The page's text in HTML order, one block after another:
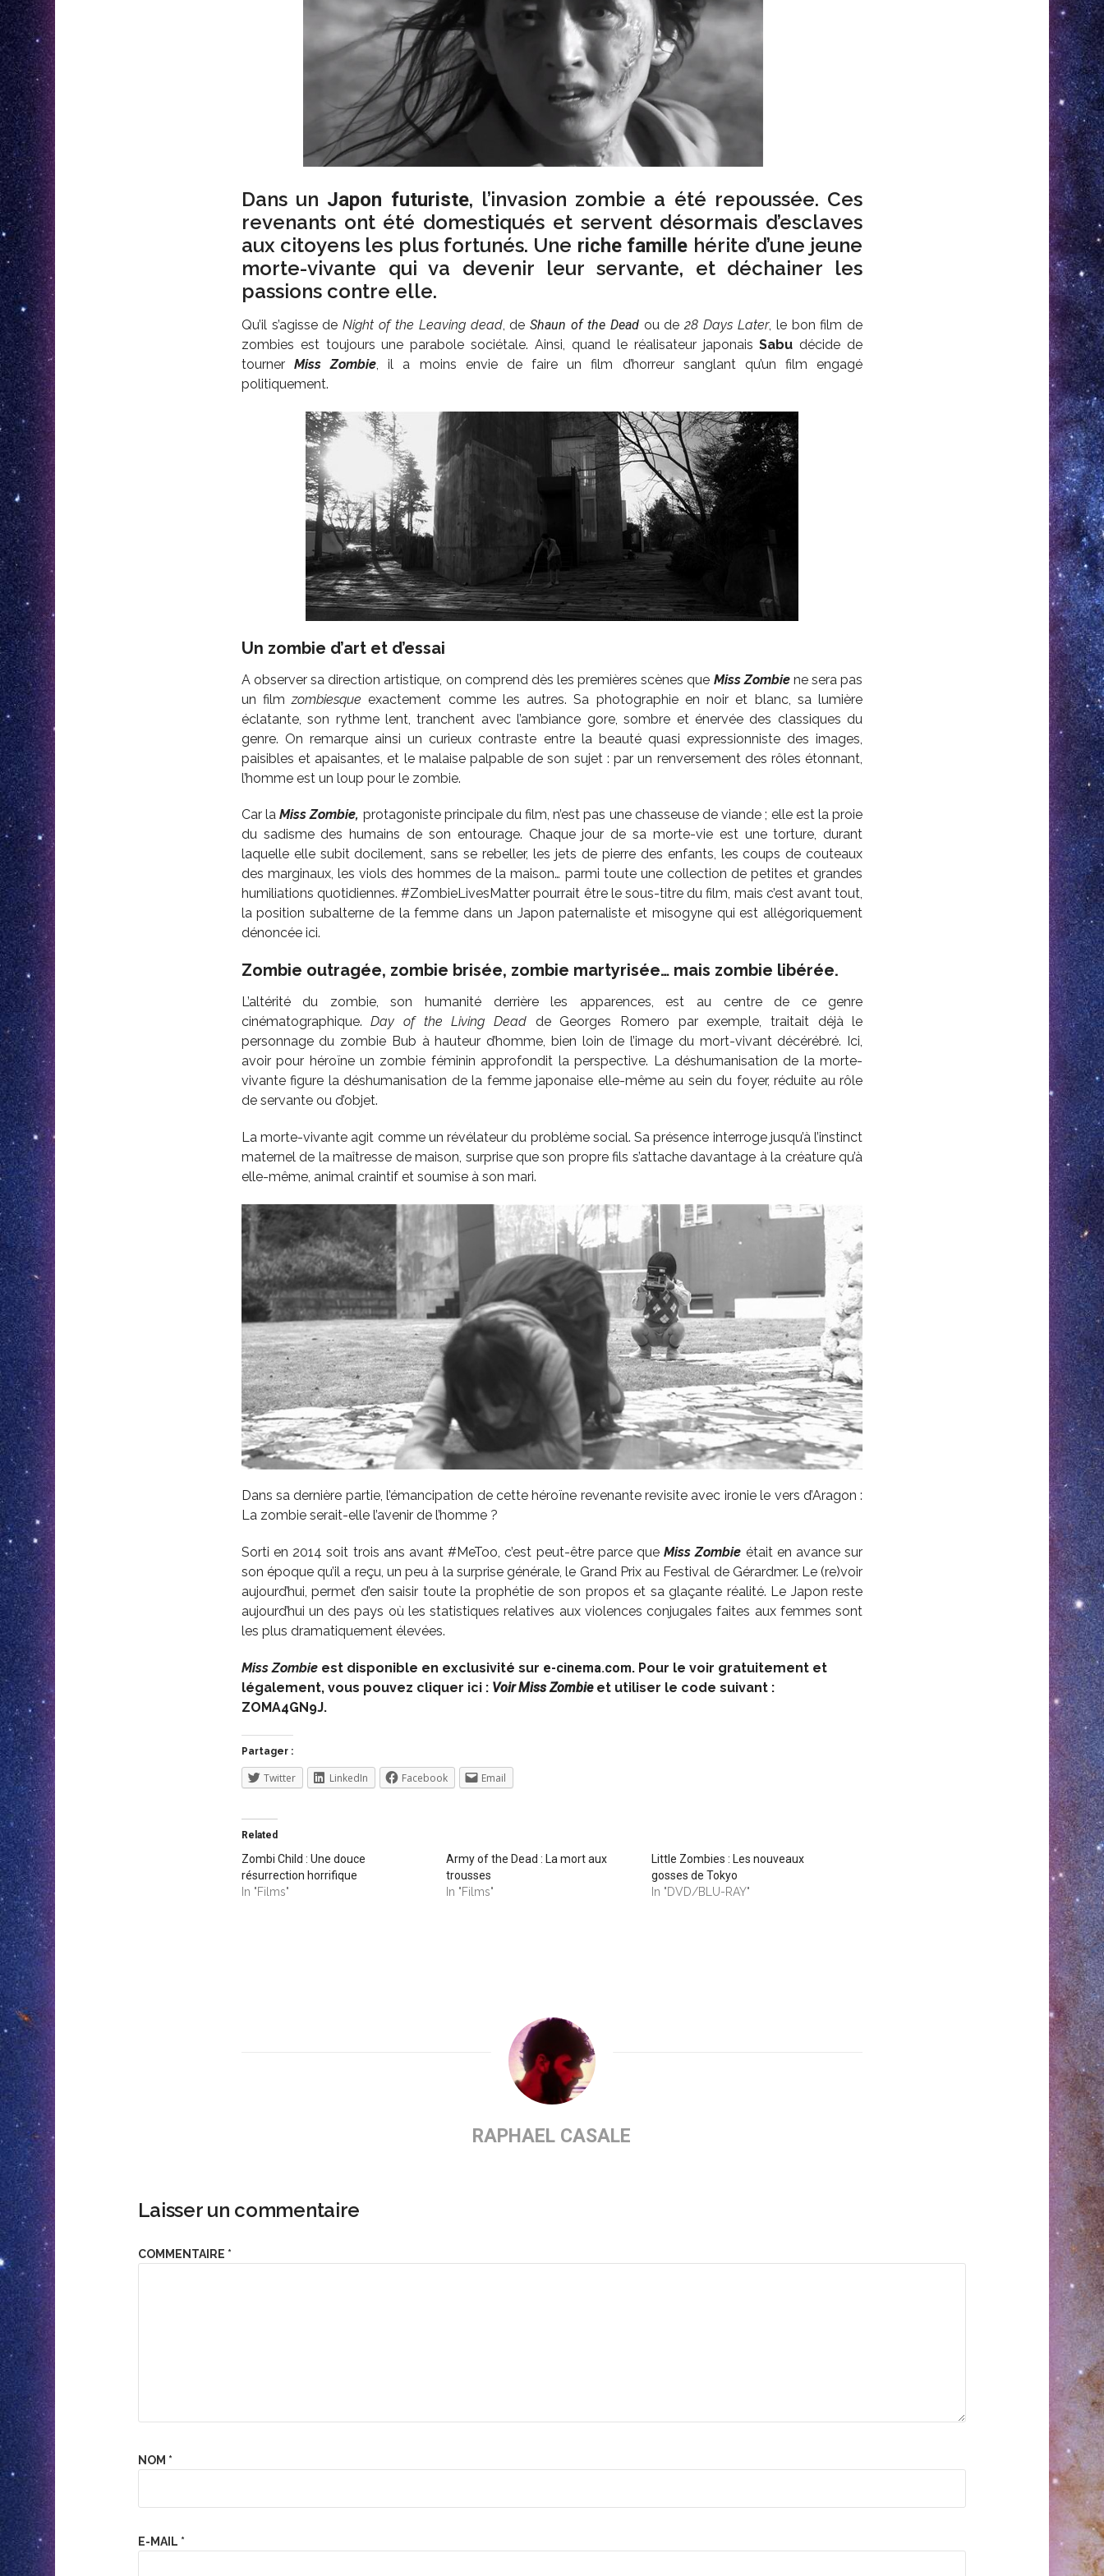
Dans un Japon futuriste, l’invasion zombie a été repoussée. Ces
revenants ont été domestiqués et servent désormais d’esclaves
aux citoyens les plus fortunés. Une riche famille hérite d’une jeune
morte-vivante qui va devenir leur servante, et déchainer les
passions contre elle.
Qu’il s’agisse deNight of the Leaving dead, deShaun of the Deadou de28 Days Later, le bon film de
zombies est toujours une parabole sociétale. Ainsi, quand le réalisateur japonaisSabu décide de
tourner Miss Zombie, il a moins envie de faire un film d’horreur sanglant qu’un film engagé
politiquement.
Un zombie d’art et d’essai
A observer sa direction artistique, on comprend dès les premières scènes que Miss Zombiene sera pas
un film zombiesque exactement comme les autres. Sa photographie en noir et blanc, sa lumière
éclatante, son rythme lent, tranchent avec l’ambiance gore, sombre et énervée des classiques du
genre. On remarque ainsi un curieux contraste entre la beauté quasi expressionniste des images,
paisibles et apaisantes, et le malaise palpable de son sujet : par un renversement des rôles étonnant,
l’homme est un loup pour le zombie.
Car laMiss Zombie, protagoniste principale du film, n’est pas une chasseuse de viande ; elle est la proie
du sadisme des humains de son entourage. Chaque jour de sa morte-vie est une torture, durant
laquelle elle subit docilement, sans se rebeller, les jets de pierre des enfants, les coups de couteaux
des marginaux, les viols des hommes de la maison… parmi toute une collection de petites et grandes
humiliations quotidiennes. #ZombieLivesMatter pourrait être le sous-titre du film, mais c’est avant tout,
la position subalterne de la femme dans un Japon paternaliste et misogyne qui est allégoriquement
dénoncée ici.
Zombie outragée, zombie brisée, zombie martyrisée… mais zombie libérée.
L’altérité du zombie, son humanité derrière les apparences, est au centre de ce genre
cinématographique.Day of the Living Dead de Georges Romero par exemple, traitait déjà le
personnage du zombie Bub à hauteur d’homme, bien loin de l’image du mort-vivant décérébré. Ici,
avoir pour héroïne un zombie féminin approfondit la perspective. La déshumanisation de la morte-
vivante figure la déshumanisation de la femme japonaise elle-même au sein du foyer, réduite au rôle
de servante ou d’objet.
La morte-vivante agit comme un révélateur du problème social. Sa présence interroge jusqu’à l’instinct
maternel de la maîtresse de maison, surprise que son propre fils s’attache davantage à la créature qu’à
elle-même, animal craintif et soumise à son mari.
Dans sa dernière partie, l’émancipation de cette héroïne revenante revisite avec ironie le vers d’Aragon :
La zombie serait-elle l’avenir de l’homme ?
Sorti en 2014 soit trois ans avant #MeToo, c’est peut-être parce queMiss Zombie était en avance sur
son époque qu’il a reçu, un peu à la surprise générale, le Grand Prix au Festival de Gérardmer. Le (re)voir
aujourd’hui, permet d’en saisir toute la prophétie de son propos et sa glaçante réalité. Le Japon reste
aujourd’hui un des pays où les statistiques relatives aux violences conjugales faites aux femmes sont
les plus dramatiquement élevées.
Miss Zombie est disponible en exclusivité sur e-cinema.com. Pour le voir gratuitement et
légalement, vous pouvez cliquer ici : Voir Miss Zombie et utiliser le code suivant :
ZOMA4GN9J.
Partager :
Twitter LinkedIn Facebook Email
Related
Zombi Child : Une douce
résurrection horrifique
In "Films"
Army of the Dead : La mort aux
trousses
In "Films"
Little Zombies : Les nouveaux
gosses de Tokyo
In "DVD/BLU-RAY"
RAPHAEL CASALE
Laisser un commentaire
COMMENTAIRE *
NOM *
E-MAIL *